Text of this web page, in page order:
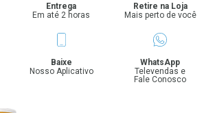
Entrega
Em até 2 horas
Retire na Loja
Mais perto de você
Baixe
Nosso Aplicativo
WhatsApp
Televendas e
Fale Conosco